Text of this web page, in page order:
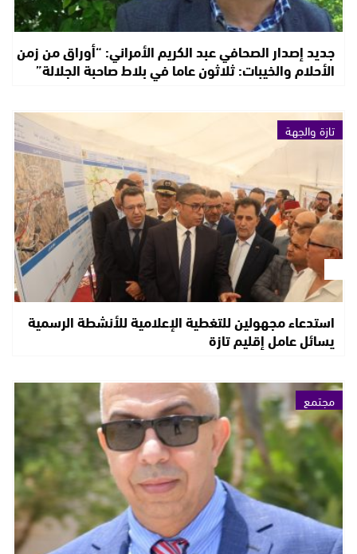
جديد إصدار الصحافي عبد الكريم الأمراني: “أوراق من زمن
الأحلام والخيبات: ثلاثون عاما في بلاط صاحبة الجلالة”
تازة والجهة
استدعاء مجهولين للتغطية الإعلامية للأنشطة الرسمية
يسائل عامل إقليم تازة
مجتمع